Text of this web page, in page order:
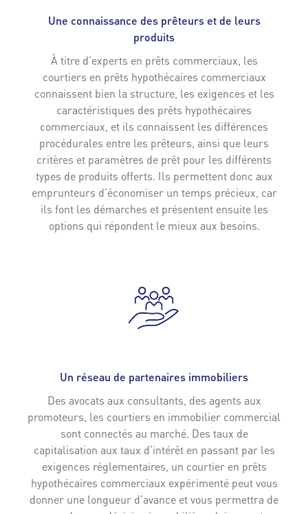
Une connaissance des prêteurs et de leurs
produits
À titre d’experts en prêts commerciaux, les
courtiers en prêts hypothécaires commerciaux
connaissent bien la structure, les exigences et les
caractéristiques des prêts hypothécaires
commerciaux, et ils connaissent les différences
procédurales entre les prêteurs, ainsi que leurs
critères et paramètres de prêt pour les différents
types de produits offerts. Ils permettent donc aux
emprunteurs d’économiser un temps précieux, car
ils font les démarches et présentent ensuite les
options qui répondent le mieux aux besoins.
Un réseau de partenaires immobiliers
Des avocats aux consultants, des agents aux
promoteurs, les courtiers en immobilier commercial
sont connectés au marché. Des taux de
capitalisation aux taux d’intérêt en passant par les
exigences réglementaires, un courtier en prêts
hypothécaires commerciaux expérimenté peut vous
donner une longueur d’avance et vous permettra de